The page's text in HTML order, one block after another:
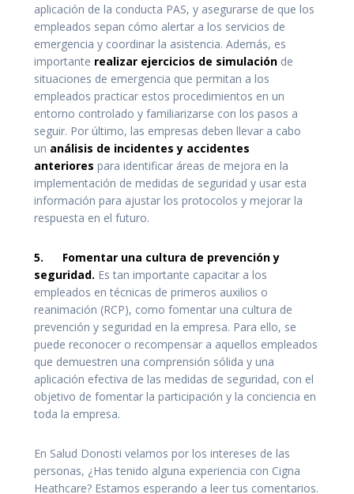
aplicación de la conducta PAS, y asegurarse de que los
empleados sepan cómo alertar a los servicios de
emergencia y coordinar la asistencia. Además, es
importante realizar ejercicios de simulación de
situaciones de emergencia que permitan a los
empleados practicar estos procedimientos en un
entorno controlado y familiarizarse con los pasos a
seguir. Por último, las empresas deben llevar a cabo
un análisis de incidentes y accidentes
anteriores para identificar áreas de mejora en la
implementación de medidas de seguridad y usar esta
información para ajustar los protocolos y mejorar la
respuesta en el futuro.
5. Fomentar una cultura de prevención y
seguridad. Es tan importante capacitar a los
empleados en técnicas de primeros auxilios o
reanimación (RCP), como fomentar una cultura de
prevención y seguridad en la empresa. Para ello, se
puede reconocer o recompensar a aquellos empleados
que demuestren una comprensión sólida y una
aplicación efectiva de las medidas de seguridad, con el
objetivo de fomentar la participación y la conciencia en
toda la empresa.
En Salud Donosti velamos por los intereses de las
personas, ¿Has tenido alguna experiencia con Cigna
Heathcare? Estamos esperando a leer tus comentarios.